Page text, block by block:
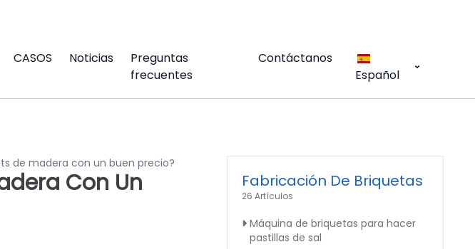
CASOS Noticias
Preguntas
frecuentes
Contáctanos
Español
de madera con un buen precio?
Con Un
Fabricación De Briquetas
26 Artículos
Máquina de briquetas para hacer
pastillas de sal